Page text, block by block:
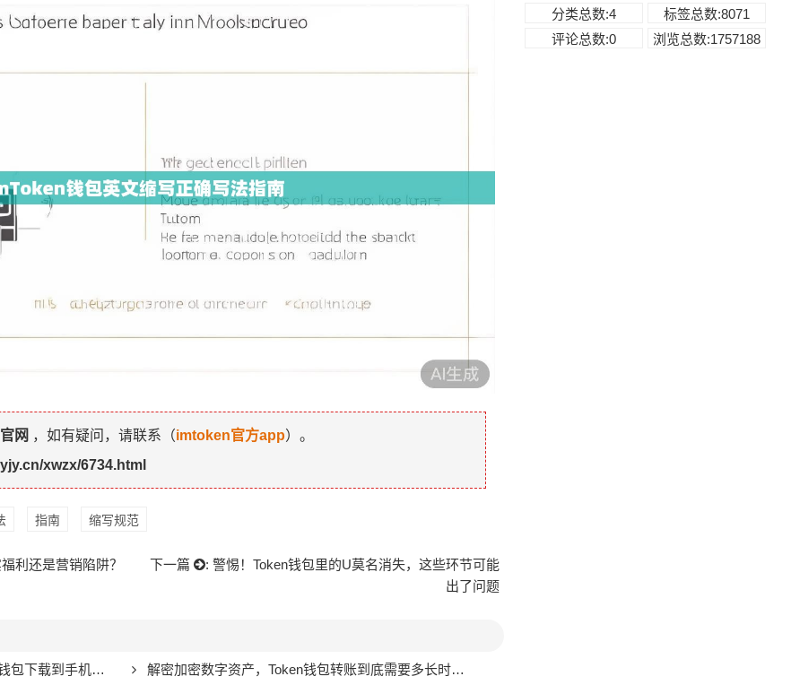
网 ，如有疑问，请联系（imtoken官方app）。
xwzx/6734.html
指南 缩写规范
利还是营销陷阱？ 下一篇 : 警惕！Token钱包里的U莫名消失，这些环节可能
出了问题
，安全拥抱移动链上生活
解密加密数字资产，Token钱包转账到底需要多长时间？
分类总数:4
标签总数:8071
评论总数:0
浏览总数:1757188